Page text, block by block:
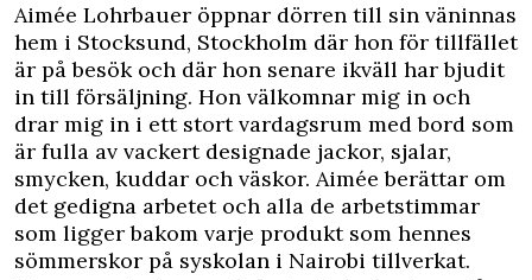
Aimée Lohrbauer öppnar dörren till sin väninnas
hem i Stocksund, Stockholm där hon för tillfället
är på besök och där hon senare ikväll har bjudit
in till försäljning. Hon välkomnar mig in och
drar mig in i ett stort vardagsrum med bord som
är fulla av vackert designade jackor, sjalar,
smycken, kuddar och väskor. Aimée berättar om
det gedigna arbetet och alla de arbetstimmar
som ligger bakom varje produkt som hennes
sömmerskor på syskolan i Nairobi tillverkat.